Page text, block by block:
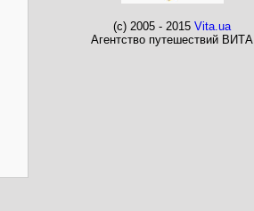
(c) 2005 - 2015 Vita.ua
Агентство путешествий ВИТА